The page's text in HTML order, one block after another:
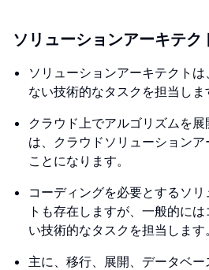
ソリューションアーキテク
ソリューションアーキテクト
ない技術的なタスクを担当しま
クラウド上でアルゴリズムを
は、クラウドソリューション
ことになります。
コーディングを必要とするソ
トも存在しますが、一般的に
い技術的なタスクを担当します。
主に、移行、展開、データベ